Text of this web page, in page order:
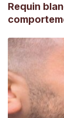
Requin